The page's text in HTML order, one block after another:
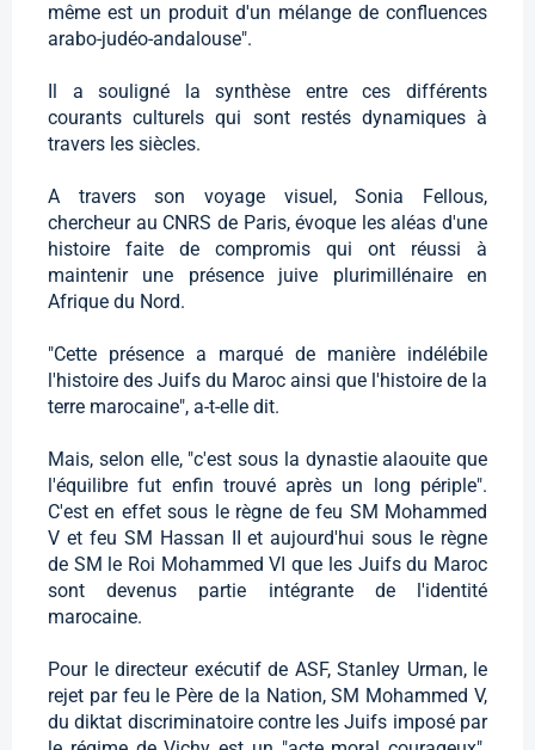
même est un produit d'un mélange de confluences
arabo-judéo-andalouse".
Il a souligné la synthèse entre ces différents
courants culturels qui sont restés dynamiques à
travers les siècles.
A travers son voyage visuel, Sonia Fellous,
chercheur au CNRS de Paris, évoque les aléas d'une
histoire faite de compromis qui ont réussi à
maintenir une présence juive plurimillénaire en
Afrique du Nord.
"Cette présence a marqué de manière indélébile
l'histoire des Juifs du Maroc ainsi que l'histoire de la
terre marocaine", a-t-elle dit.
Mais, selon elle, "c'est sous la dynastie alaouite que
l'équilibre fut enfin trouvé après un long périple".
C'est en effet sous le règne de feu SM Mohammed
V et feu SM Hassan II et aujourd'hui sous le règne
de SM le Roi Mohammed VI que les Juifs du Maroc
sont devenus partie intégrante de l'identité
marocaine.
Pour le directeur exécutif de ASF, Stanley Urman, le
rejet par feu le Père de la Nation, SM Mohammed V,
du diktat discriminatoire contre les Juifs imposé par